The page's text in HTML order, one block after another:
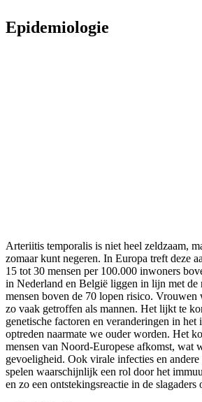
Epidemiologie
Arteriitis temporalis is niet heel zeldzaam,
zomaar kunt negeren. In Europa treft deze
15 tot 30 mensen per 100.000 inwoners
in Nederland en België liggen in lijn met de
mensen boven de 70 lopen risico. Vrouwen
zo vaak getroffen als mannen. Het lijkt te
genetische factoren en veranderingen in het
optreden naarmate we ouder worden. Het
mensen van Noord-Europese afkomst, wat
gevoeligheid. Ook virale infecties en
spelen waarschijnlijk een rol door het
en zo een ontstekingsreactie in de slagaders